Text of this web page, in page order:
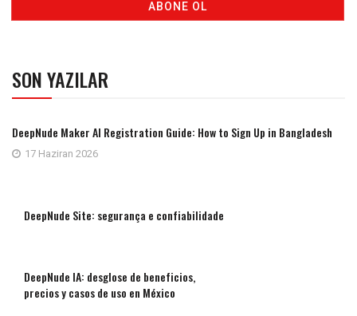
SON YAZILAR
DeepNude Maker AI Registration Guide: How to Sign Up in Bangladesh
17 Haziran 2026
DeepNude Site: segurança e confiabilidade
DeepNude IA: desglose de beneficios,
precios y casos de uso en México